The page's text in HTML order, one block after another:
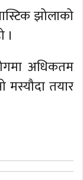
झोलाको
।
अधिकतम
मस्यौदा तयार